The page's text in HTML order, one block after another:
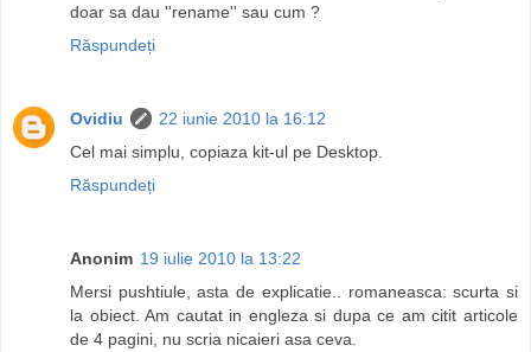
doar sa dau ''rename'' sau cum ?
Răspundeți
Ovidiu
22 iunie 2010 la 16:12
Cel mai simplu, copiaza kit-ul pe Desktop.
Răspundeți
Anonim 19 iulie 2010 la 13:22
Mersi pushtiule, asta de explicatie.. romaneasca: scurta si
la obiect. Am cautat in engleza si dupa ce am citit articole
de 4 pagini, nu scria nicaieri asa ceva.